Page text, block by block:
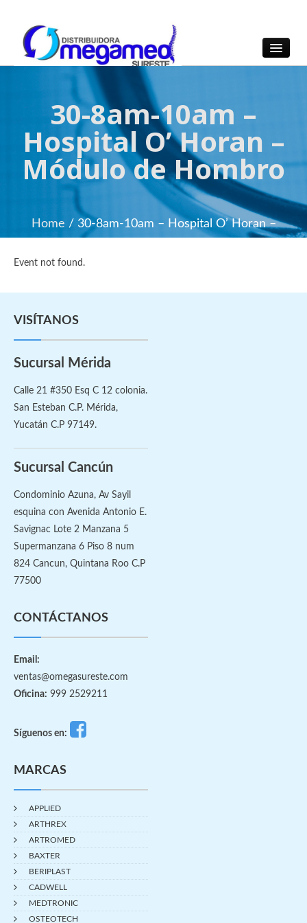
OmegaMed Sureste
OmegaMed Sureste
30-8am-10am –
Hospital O’ Horan –
Módulo de Hombro
Home / 30-8am-10am – Hospital O’ Horan –
Event not found.
VISÍTANOS
Sucursal Mérida
Calle 21 #350 Esq C 12 colonia.
San Esteban C.P. Mérida,
Yucatán C.P 97149.
Sucursal Cancún
Condominio Azuna, Av Sayil
esquina con Avenida Antonio E.
Savignac Lote 2 Manzana 5
Supermanzana 6 Piso 8 num
824 Cancun, Quintana Roo C.P
77500
CONTÁCTANOS
Email:
ventas@omegasureste.com
Oficina: 999 2529211
Síguenos en:
MARCAS
APPLIED
ARTHREX
ARTROMED
BAXTER
BERIPLAST
CADWELL
MEDTRONIC
OSTEOTECH